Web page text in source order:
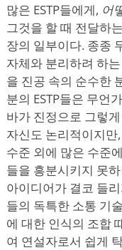
많은 ESTP들에게, 어
그것을 할 때 전달하
장의 일부이다. 종종
자체와 분리하려 하는
을 진공 속의 순수한
분의 ESTP들은 무언
바가 진정으로 그렇
자신도 논리적이지만
수준 외에 많은 수준
들을 흥분시키지 못
아이디어가 결코 들
들의 독특한 소통 기
에 대한 인식의 조합
여 연설자로서 쉽게